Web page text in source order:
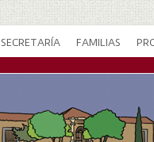
SECRETARÍA FAMILIAS